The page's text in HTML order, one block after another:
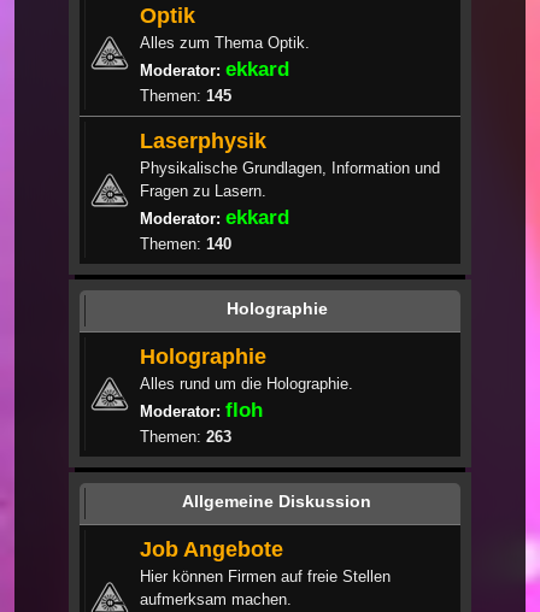
Optik
Alles zum Thema Optik.
Moderator: ekkard
Themen: 145
Laserphysik
Physikalische Grundlagen, Information und
Fragen zu Lasern.
Moderator: ekkard
Themen: 140
Holographie
Holographie
Alles rund um die Holographie.
Moderator: floh
Themen: 263
Allgemeine Diskussion
Job Angebote
Hier können Firmen auf freie Stellen
aufmerksam machen.